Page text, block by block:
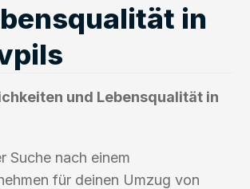
in
und Lebensqualität in
Suche nach einem
für deinen Umzug von